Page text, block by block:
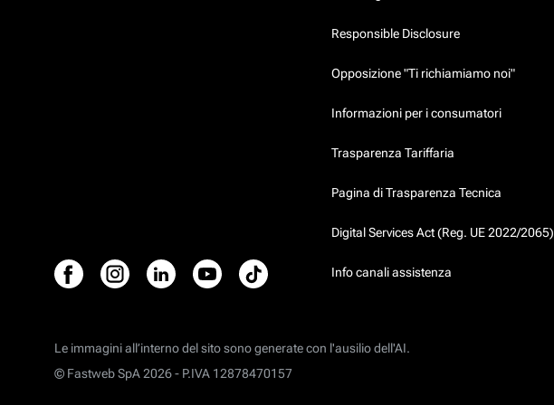
Responsible Disclosure
Opposizione "Ti richiamiamo noi"
Informazioni per i consumatori
Trasparenza Tariffaria
Pagina di Trasparenza Tecnica
Digital Services Act (Reg. UE 2022/2065)
Info canali assistenza
Le immagini all’interno del sito sono generate con l'ausilio dell'AI.
© Fastweb SpA 2026 - P.IVA 12878470157